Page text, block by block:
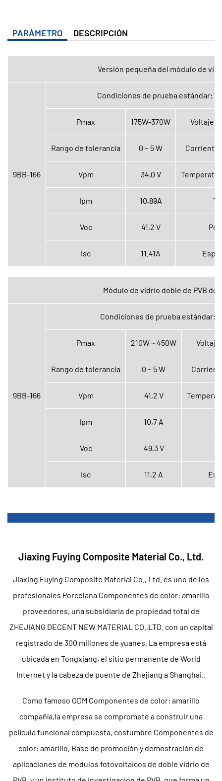
PARÁMETRO DESCRIPCIÓN
Versión pequeña del módulo de
9BB-166
Condiciones de prueba estándar:
Pmax 175W-370W Voltaje
Rango de tolerancia 0 ~ 5 W Corriente
Vpm 34,0 V
Ipm 10,89A
Voc 41,2 V
Isc 11.41A
Módulo de vidrio doble de PVB de
9BB-166
Condiciones de prueba estándar:
Pmax 210W ~ 450W Voltaje
Rango de tolerancia 0 ~ 5 W
Vpm 41,2 V
Ipm 10,7 A
Voc 49,3 V
Isc 11,2 A
Jiaxing Fuying Composite Material Co., Ltd.
Jiaxing Fuying Composite Material Co., Ltd. es uno de los
profesionales Porcelana Componentes de color: amarillo
proveedores, una subsidiaria de propiedad total de
ZHEJIANG DECENT NEW MATERIAL CO.,LTD. con un capital
registrado de 300 millones de yuanes. La empresa está
ubicada en Tongxiang, el sitio permanente de World
Internet y la cabeza de puente de Zhejiang a Shanghai..
Como famoso ODM Componentes de color: amarillo
compañía,la empresa se compromete a construir una
película funcional compuesta, costumbre Componentes de
color: amarillo, Base de promoción y demostración de
aplicaciones de módulos fotovoltaicos de doble vidrio de